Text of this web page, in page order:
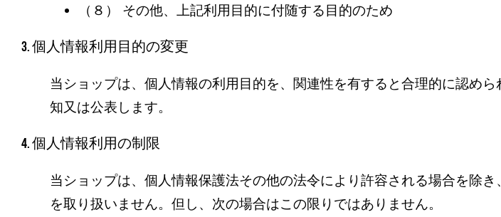
（８） その他、上記利用目的に付随する目的のため
3. 個人情報利用目的の変更
当ショップは、個人情報の利用目的を、関連性を有すると合理的に認め
知又は公表します。
4. 個人情報利用の制限
当ショップは、個人情報保護法その他の法令により許容される場合を除
を取り扱いません。但し、次の場合はこの限りではありません。